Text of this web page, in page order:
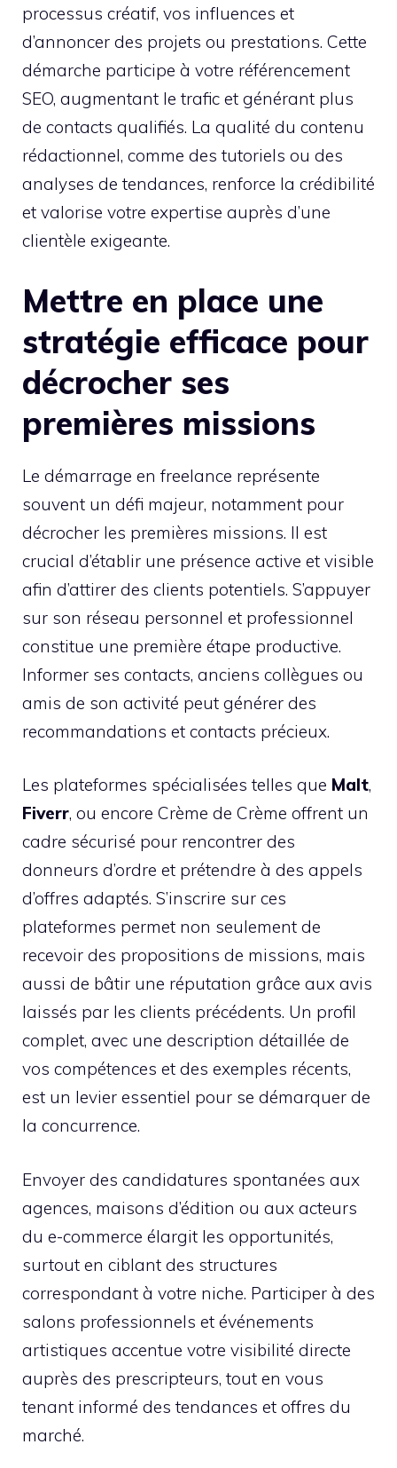
processus créatif, vos influences et
d’annoncer des projets ou prestations. Cette
démarche participe à votre référencement
SEO, augmentant le trafic et générant plus
de contacts qualifiés. La qualité du contenu
rédactionnel, comme des tutoriels ou des
analyses de tendances, renforce la crédibilité
et valorise votre expertise auprès d’une
clientèle exigeante.
Mettre en place une
stratégie efficace pour
décrocher ses
premières missions
Le démarrage en freelance représente
souvent un défi majeur, notamment pour
décrocher les premières missions. Il est
crucial d’établir une présence active et visible
afin d’attirer des clients potentiels. S’appuyer
sur son réseau personnel et professionnel
constitue une première étape productive.
Informer ses contacts, anciens collègues ou
amis de son activité peut générer des
recommandations et contacts précieux.
Les plateformes spécialisées telles que Malt,
Fiverr, ou encore Crème de Crème offrent un
cadre sécurisé pour rencontrer des
donneurs d’ordre et prétendre à des appels
d’offres adaptés. S’inscrire sur ces
plateformes permet non seulement de
recevoir des propositions de missions, mais
aussi de bâtir une réputation grâce aux avis
laissés par les clients précédents. Un profil
complet, avec une description détaillée de
vos compétences et des exemples récents,
est un levier essentiel pour se démarquer de
la concurrence.
Envoyer des candidatures spontanées aux
agences, maisons d’édition ou aux acteurs
du e-commerce élargit les opportunités,
surtout en ciblant des structures
correspondant à votre niche. Participer à des
salons professionnels et événements
artistiques accentue votre visibilité directe
auprès des prescripteurs, tout en vous
tenant informé des tendances et offres du
marché.